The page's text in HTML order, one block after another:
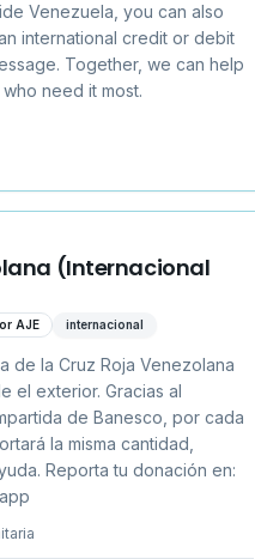
Venezuela, you can also
international credit or debit
Together, we can help
need it most.
(Internacional
AJE internacional
de la Cruz Roja Venezolana
el exterior. Gracias al
de Banesco, por cada
la misma cantidad,
Reporta tu donación en: